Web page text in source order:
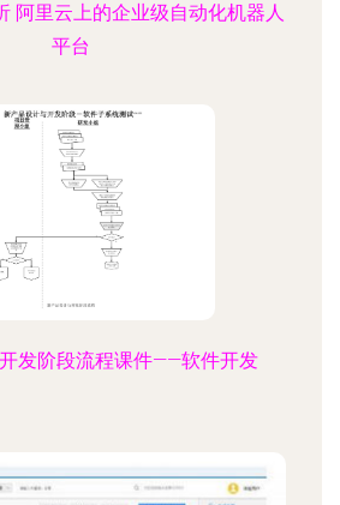
阿里云上的企业级自动化机器人
平台
发阶段流程课件——软件开发